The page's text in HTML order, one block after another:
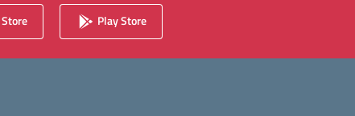
Play Store